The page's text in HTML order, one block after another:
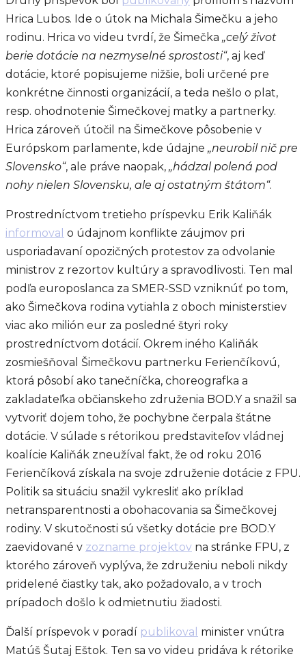
Hrica Lubos. Ide o útok na Michala Šimečku a jeho
rodinu. Hrica vo videu tvrdí, že Šimečka „celý život
berie dotácie na nezmyselné sprostosti“, aj keď
dotácie, ktoré popisujeme nižšie, boli určené pre
konkrétne činnosti organizácií, a teda nešlo o plat,
resp. ohodnotenie Šimečkovej matky a partnerky.
Hrica zároveň útočil na Šimečkove pôsobenie v
Európskom parlamente, kde údajne „neurobil nič pre
Slovensko“, ale práve naopak, „hádzal polená pod
nohy nielen Slovensku, ale aj ostatným štátom“.
Prostredníctvom tretieho príspevku Erik Kaliňák
informoval o údajnom konflikte záujmov pri
usporiadavaní opozičných protestov za odvolanie
ministrov z rezortov kultúry a spravodlivosti. Ten mal
podľa europoslanca za SMER-SSD vzniknúť po tom,
ako Šimečkova rodina vytiahla z oboch ministerstiev
viac ako milión eur za posledné štyri roky
prostredníctvom dotácií. Okrem iného Kaliňák
zosmiešňoval Šimečkovu partnerku Ferienčíkovú,
ktorá pôsobí ako tanečníčka, choreografka a
zakladateľka občianskeho združenia BOD.Y a snažil sa
vytvoriť dojem toho, že pochybne čerpala štátne
dotácie. V súlade s rétorikou predstaviteľov vládnej
koalície Kaliňák zneužíval fakt, že od roku 2016
Ferienčíková získala na svoje združenie dotácie z FPU.
Politik sa situáciu snažil vykresliť ako príklad
netransparentnosti a obohacovania sa Šimečkovej
rodiny. V skutočnosti sú všetky dotácie pre BOD.Y
zaevidované v zozname projektov na stránke FPU, z
ktorého zároveň vyplýva, že združeniu neboli nikdy
pridelené čiastky tak, ako požadovalo, a v troch
prípadoch došlo k odmietnutiu žiadosti.
Ďalší príspevok v poradí publikoval minister vnútra
Matúš Šutaj Eštok. Ten sa vo videu pridáva k rétorike